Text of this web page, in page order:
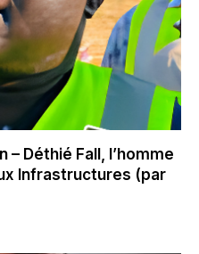
– Déthié Fall, l’homme
Infrastructures (par